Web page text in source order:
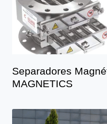
Separadores
MAGNETICS